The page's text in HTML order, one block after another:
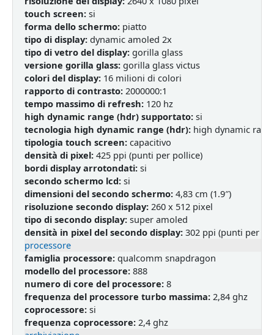
touch screen:si
forma dello schermo:piatto
tipo di display:dynamic amoled 2x
tipo di vetro del display:gorilla glass
versione gorilla glass:gorilla glass victus
colori del display:16 milioni di colori
rapporto di contrasto:2000000:1
tempo massimo di refresh:120 hz
high dynamic range (hdr) supportato:si
tecnologia high dynamic range (hdr):high dynamic
tipologia touch screen:capacitivo
densità di pixel:425 ppi (punti per pollice)
bordi display arrotondati:si
secondo schermo lcd:si
dimensioni del secondo schermo:4,83 cm (1.9″)
risoluzione secondo display:260 x 512 pixel
tipo di secondo display:super amoled
densità in pixel del secondo display:302 ppi (punti per
processore
famiglia processore:qualcomm snapdragon
modello del processore:888
numero di core del processore:8
frequenza del processore turbo massima:2,84 ghz
coprocessore:si
frequenza coprocessore:2,4 ghz